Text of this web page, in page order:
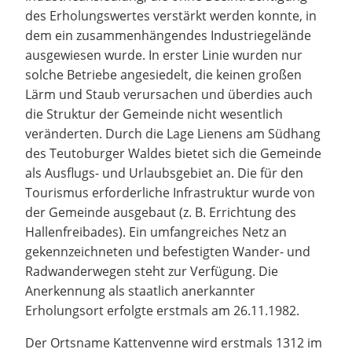
des Erholungswertes verstärkt werden konnte, in
dem ein zusammenhängendes Industriegelände
ausgewiesen wurde. In erster Linie wurden nur
solche Betriebe angesiedelt, die keinen großen
Lärm und Staub verursachen und überdies auch
die Struktur der Gemeinde nicht wesentlich
veränderten. Durch die Lage Lienens am Südhang
des Teutoburger Waldes bietet sich die Gemeinde
als Ausflugs- und Urlaubsgebiet an. Die für den
Tourismus erforderliche Infrastruktur wurde von
der Gemeinde ausgebaut (z. B. Errichtung des
Hallenfreibades). Ein umfangreiches Netz an
gekennzeichneten und befestigten Wander- und
Radwanderwegen steht zur Verfügung. Die
Anerkennung als staatlich anerkannter
Erholungsort erfolgte erstmals am 26.11.1982.
Der Ortsname Kattenvenne wird erstmals 1312 im